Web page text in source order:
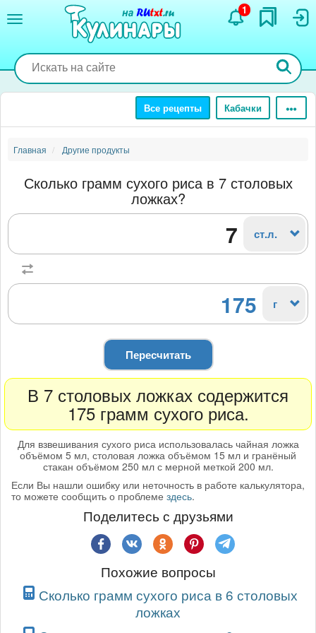
содержанию
1
Все рецепты Кабачки
Главная Другие продукты
Сколько грамм сухого риса в 7 столовых
ложках?
ст.л.
175 г
Пересчитать
В 7 столовых ложках содержится
175 грамм сухого риса.
Для взвешивания сухого риса использовалась чайная ложка
объёмом 5 мл, столовая ложка объёмом 15 мл и гранёный
стакан объёмом 250 мл с мерной меткой 200 мл.
Если Вы нашли ошибку или неточность в работе калькулятора,
то можете сообщить о проблеме здесь.
Поделитесь с друзьями
Похожие вопросы
Сколько грамм сухого риса в 6 столовых
ложках